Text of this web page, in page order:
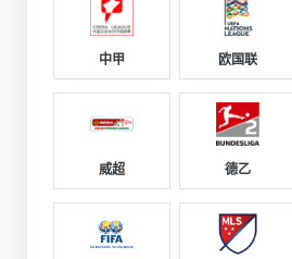
中甲 欧国联
威超 德乙